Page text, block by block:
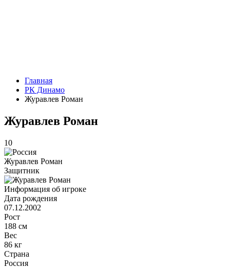
Главная
РК Динамо
Журавлев Роман
Журавлев Роман
10
Журавлев Роман
Защитник
Информация об игроке
Дата рождения
07.12.2002
Рост
188 см
Вес
86 кг
Страна
Россия